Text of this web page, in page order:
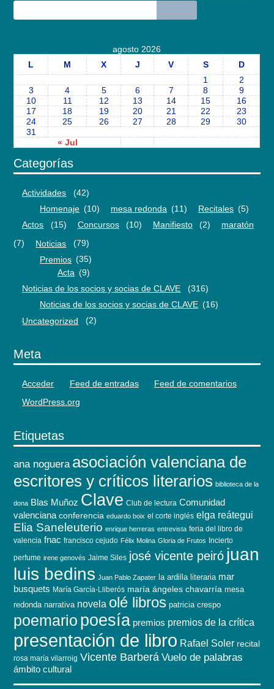
agosto 2026
L
M X J V S D
« Jul
1
2
3
4 5 6 7 8
9
10
11 12 13 14 15
16
17
18 19 20 21 22
23
24
25 26 27 28 29
30
31
Categorías
Actividades
(42)
Homenaje (10) mesa redonda (11) Recitales (5)
Actos
(15) Concursos (10) Manifiesto (2)
maratón
(7)
Noticias
(79)
Premios (35)
Acta (9)
Noticias de los socios y socias de CLAVE
(316)
Noticias de los socios y socias de CLAVE (16)
Uncategorized
(2)
Meta
Acceder Feed de entradas
Feed de comentarios
WordPress.org
Etiquetas
ana noguera asociación valenciana de
escritores y críticos literarios biblioteca de la
dona Blas Muñoz Clave Club de lectura Comunidad
valenciana conferencia eduardo boix el corte inglés elga reátegui
Elia Saneleuterio enrique herreras entrevista feria del libro de
valencia fnac francisco cejudo Félix Molina Gloria de Frutos Incierto
perfume irene genovés Jaime Siles josé vicente peiró juan
luis bedins Juan Pablo Zapater la ardilla literaria mar
busquets María García-Lliberós maría ángeles chavarría mesa
redonda narrativa novela olé libros patricia crespo
poemario poesía premios premios de la crítica
presentación de libro Rafael Soler recital
rosa maría vilarroig Vicente Barberá Vuelo de palabras
ámbito cultural